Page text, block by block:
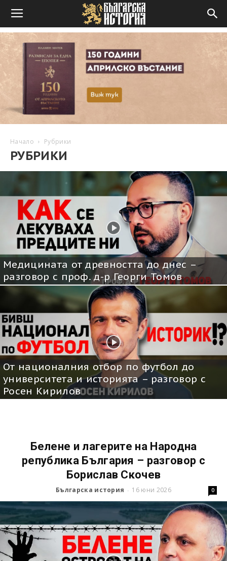
Начало Рубрики
РУБРИКИ
Медицината от древността до днес –
разговор с проф. д-р Георги Томов
От националния отбор по футбол до
университета и историята – разговор с
Росен Кирилов
Белене и лагерите на Народна
република България – разговор с
Борислав Скочев
Българска история - 16 юни 2026 0